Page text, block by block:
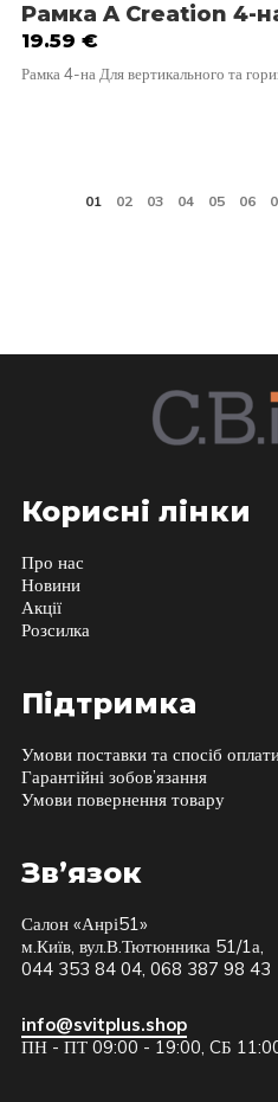
Рамка A Creation 4-
19.59 €
Рамка 4-на Для вертикального та
Корисні лінки
Про нас
Новини
Акції
Розсилка
Підтримка
Умови поставки та спосіб
Гарантійні зобов’язання
Умови повернення товару
Зв’язок
Салон «Анрі51»
м.Київ, вул.В.Тютюнника 51/1а,
044 353 84 04, 068 387 98 43
info@svitplus.shop
ПН - ПТ 09:00 - 19:00, CБ